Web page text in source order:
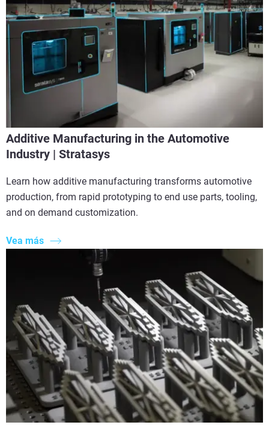
Additive Manufacturing in the Automotive
Industry | Stratasys
Learn how additive manufacturing transforms automotive
production, from rapid prototyping to end use parts, tooling,
and on demand customization.
Vea más